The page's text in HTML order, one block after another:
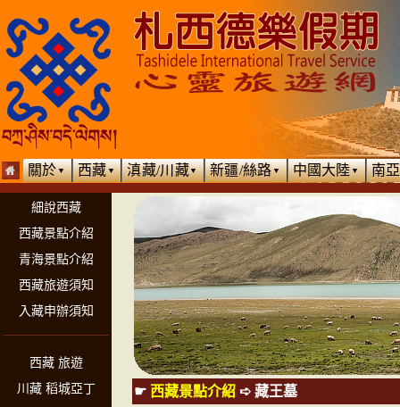
關於▼ 西藏▼ 滇藏/川藏▼ 新疆/絲路▼ 中國大陸▼ 南亞
細說西藏
西藏景點介紹
青海景點介紹
西藏旅遊須知
入藏申辦須知
西藏 旅遊
川藏 稻城亞丁
☛ 西藏景點介紹➪ 藏王墓